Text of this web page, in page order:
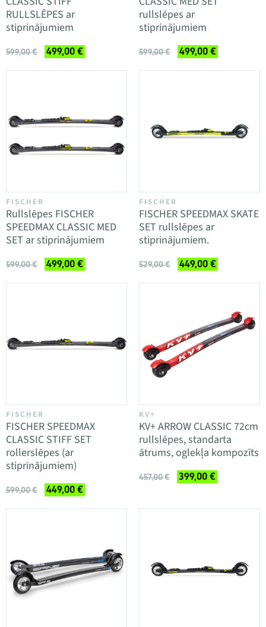
RULLSLĒPES ar
stiprinājumiem
599,00 € 499,00 €
rullslēpes ar
stiprinājumiem
599,00 € 499,00 €
FISCHER
Rullslēpes FISCHER
SPEEDMAX CLASSIC MED
SET ar stiprinājumiem
599,00 € 499,00 €
FISCHER
FISCHER SPEEDMAX SKATE
SET rullslēpes ar
stiprinājumiem.
529,00 € 449,00 €
FISCHER
FISCHER SPEEDMAX
CLASSIC STIFF SET
rollerslēpes (ar
stiprinājumiem)
599,00 € 449,00 €
KV+
KV+ ARROW CLASSIC 72cm
rullslēpes, standarta
ātrums, oglekļa kompozīts
457,00 € 399,00 €